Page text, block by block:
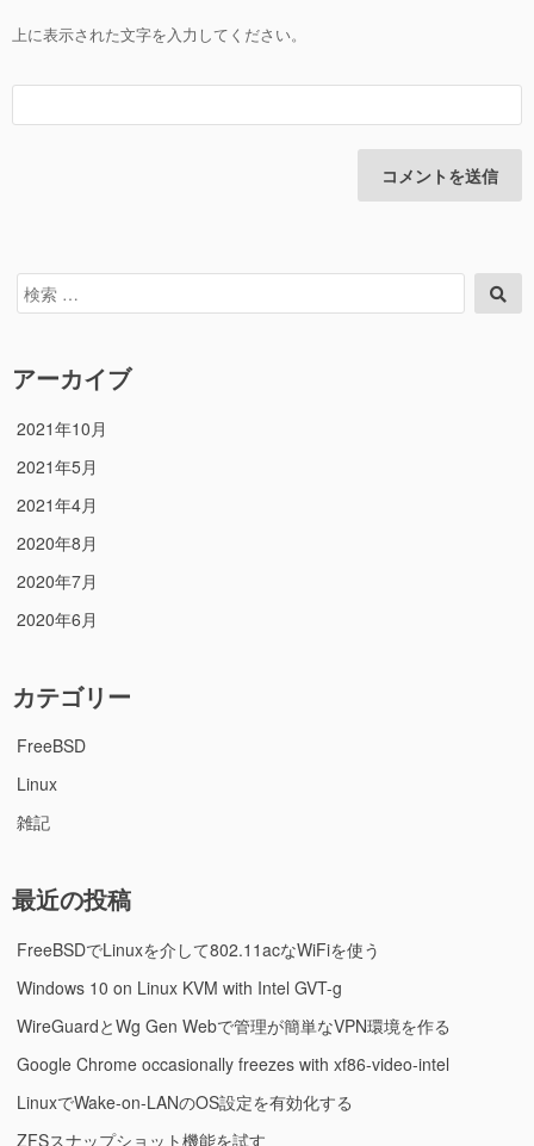
上に表示された文字を入力してください。
検
索
索
アーカイブ
2021年10月
2021年5月
2021年4月
2020年8月
2020年7月
2020年6月
カテゴリー
FreeBSD
Linux
雑記
最近の投稿
FreeBSDでLinuxを介して802.11acなWiFiを使う
Windows 10 on Linux KVM with Intel GVT-g
WireGuardとWg Gen Webで管理が簡単なVPN環境を作る
Google Chrome occasionally freezes with xf86-video-intel
LinuxでWake-on-LANのOS設定を有効化する
ZFSスナップショット機能を試す